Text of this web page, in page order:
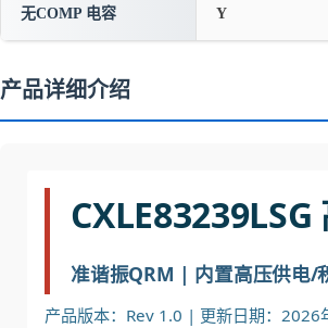
无COMP 电容 Y
产品详细介绍
准谐振QRM | 内置高压供电/
产品版本：Rev 1.0 | 更新日期：